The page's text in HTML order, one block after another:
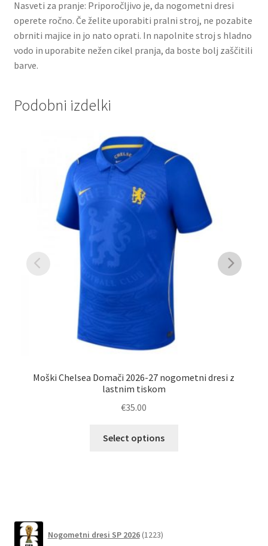
Nasveti za pranje: Priporočljivo je, da nogometni dresi
operete ročno. Če želite uporabiti pralni stroj, ne pozabite
obrniti majice in jo nato oprati. In napolnite stroj s hladno
vodo in uporabite nežen cikel pranja, da boste bolj zaščitili
barve.
Podobni izdelki
Moški Chelsea Domači 2026-27 nogometni dresi z
lastnim tiskom
€35.00
Select options
Nogometni dresi SP 2026 1223izdelkov